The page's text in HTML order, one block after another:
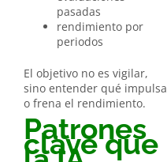
pasadas
rendimiento por
periodos
El objetivo no es vigilar,
sino entender qué impulsa
o frena el rendimiento.
Patrones
clave que